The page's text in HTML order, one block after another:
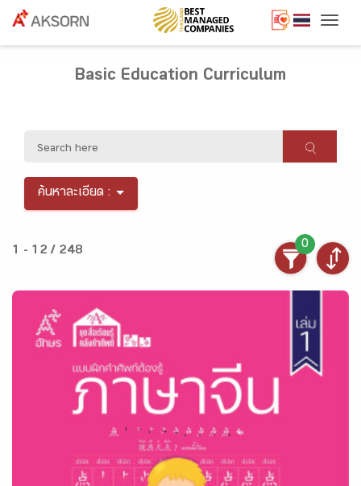
Basic Education Curriculum
ค้นหาละเอียด :
1 - 12 / 248
0